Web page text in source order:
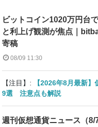
ビットコイン1020万円台
と利上げ観測が焦点｜
寄稿
08/09 11:30
【注目】:
【2026年8月最新
9選 注意点も解説
週刊仮想通貨ニュース（8/